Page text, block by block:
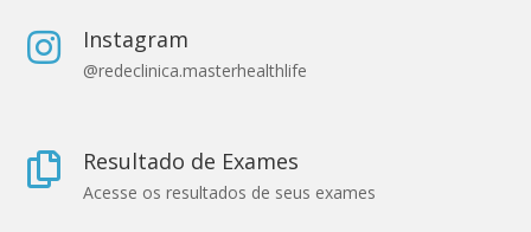
 Instagram
@redeclinica.masterhealthlife
 Resultado de Exames
Acesse os resultados de seus exames